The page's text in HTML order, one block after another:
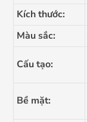
Kích thước:
Màu sắc:
Cấu tạo:
Bề mặt: